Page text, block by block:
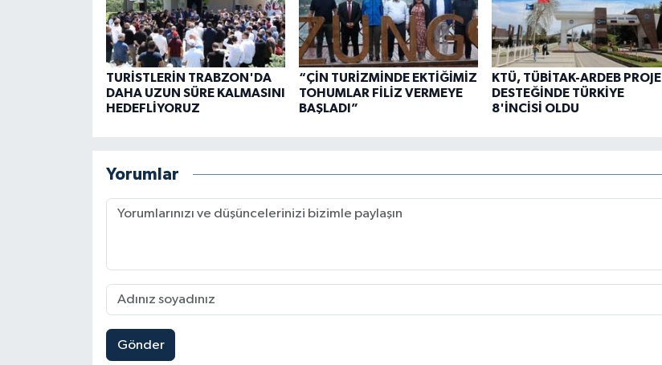
TURİSTLERİN TRABZON'DA
DAHA UZUN SÜRE KALMASINI
HEDEFLİYORUZ
“ÇİN TURİZMİNDE EKTİĞİMİZ
TOHUMLAR FİLİZ VERMEYE
BAŞLADI”
KTÜ, TÜBİTAK-ARDEB PROJE
DESTEĞİNDE TÜRKİYE
8'İNCİSİ OLDU
Yorumlar
Gönder